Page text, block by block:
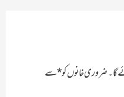
گا۔ضروری خانوں کو*سے